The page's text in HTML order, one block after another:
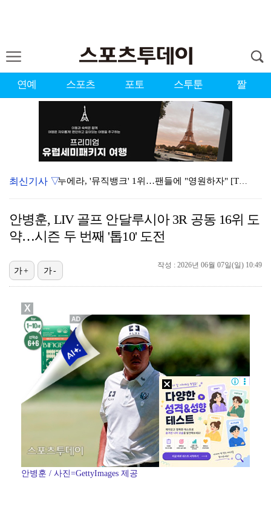
연예 스포츠 포토 스투툰 짤
누에라, '뮤직뱅크' 1위…팬들에 "영원하자" [TV캡…
대한축구협회의 '심판 성접대'…최악의 경우 런던 올림픽…
폭발까지 5분…안보현·정은채, 목숨 건 사투 시작(재벌…
이강인, 아틀레티코 마드리드 첫 훈련 진행…9일 맨시티…
'1라운드 115위' 김민별, 2라운드 7타 줄이며 7…
대놓고 '심판 마사지'로 결재 받기도…최종 결재권자는 …
진세연, 전속계약 종료…FA 시장 나왔다 [공식]
최신기사 ▽
안병훈, LIV 골프 안달루시아 3R 공동 16위 도
약…시즌 두 번째 '톱10' 도전
작성 : 2026년 06월 07일(일) 10:49
가+ 가-
안병훈 / 사진=GettyImages 제공
X